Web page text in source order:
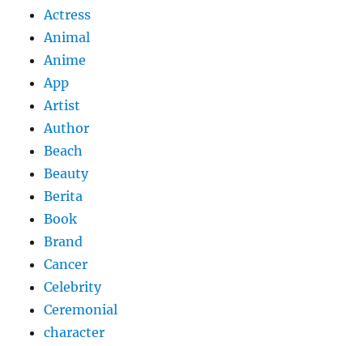
Actress
Animal
Anime
App
Artist
Author
Beach
Beauty
Berita
Book
Brand
Cancer
Celebrity
Ceremonial
character